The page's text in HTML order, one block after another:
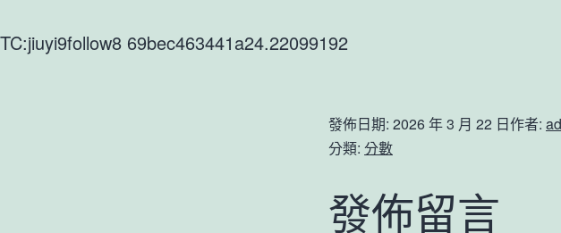
TC:jiuyi9follow8 69bec463441a24.22099192
發佈日期: 2026 年 3 月 22 日作者:
分類: 分數
發佈留言